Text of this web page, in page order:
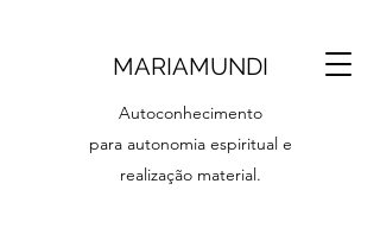
MARIAMUNDI
Autoconhecimento
para autonomia espiritual e
realização material.